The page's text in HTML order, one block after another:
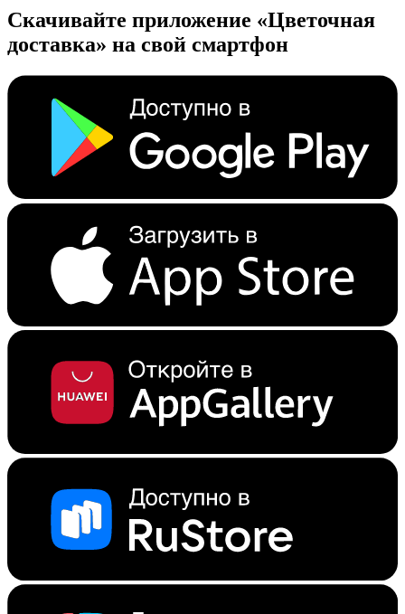
Скачивайте приложение «Цветочная
доставка» на свой смартфон